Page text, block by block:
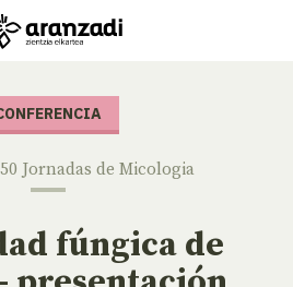
50 Jornadas de Micologia
fúngica de